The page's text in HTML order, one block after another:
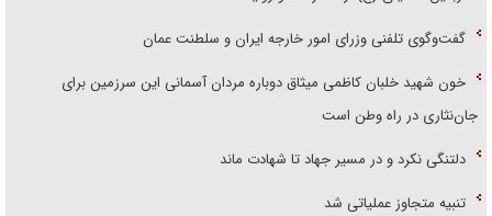
گفت‌وگوی تلفنی وزرای امور خارجه ایران و سلطنت عمان
خون شهید خلبان کاظمی میثاق دوباره مردان آسمانی این سرزمین برای
جان‌نثاری در راه وطن است
دلتنگی نکرد و در مسیر جهاد تا شهادت ماند
تنبیه متجاوز عملیاتی شد